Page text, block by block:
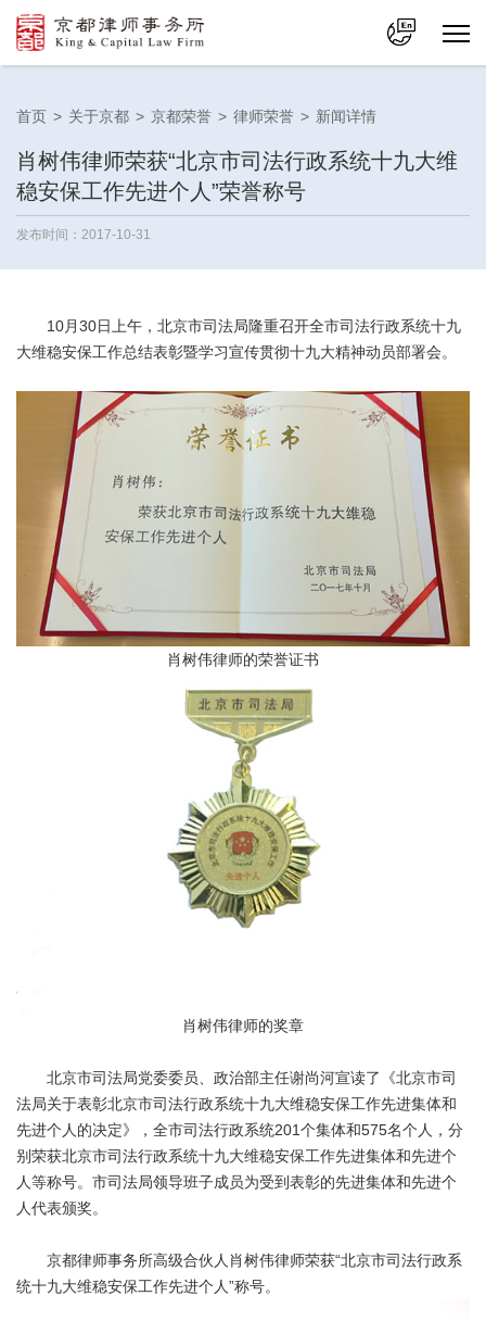
首页 > 关于京都 > 京都荣誉 > 律师荣誉 > 新闻详情
肖树伟律师荣获“北京市司法行政系统十九大维
稳安保工作先进个人”荣誉称号
发布时间：2017-10-31
10月30日上午，北京市司法局隆重召开全市司法行政系统十九
大维稳安保工作总结表彰暨学习宣传贯彻十九大精神动员部署会。
肖树伟律师的荣誉证书
肖树伟律师的奖章
北京市司法局党委委员、政治部主任谢尚河宣读了《北京市司
法局关于表彰北京市司法行政系统十九大维稳安保工作先进集体和
先进个人的决定》，全市司法行政系统201个集体和575名个人，分
别荣获北京市司法行政系统十九大维稳安保工作先进集体和先进个
人等称号。市司法局领导班子成员为受到表彰的先进集体和先进个
人代表颁奖。
京都律师事务所高级合伙人肖树伟律师荣获“北京市司法行政系
统十九大维稳安保工作先进个人”称号。